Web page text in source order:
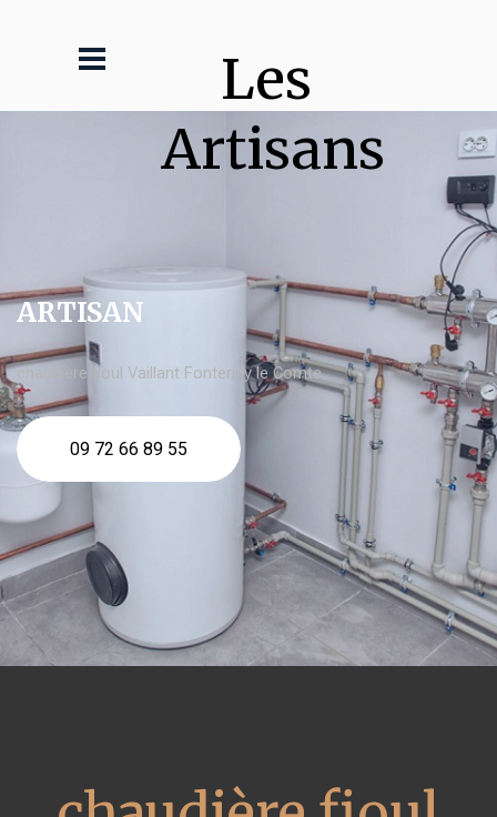
Les
Artisans
ARTISAN
chaudière fioul Vaillant Fontenay le Comte
09 72 66 89 55